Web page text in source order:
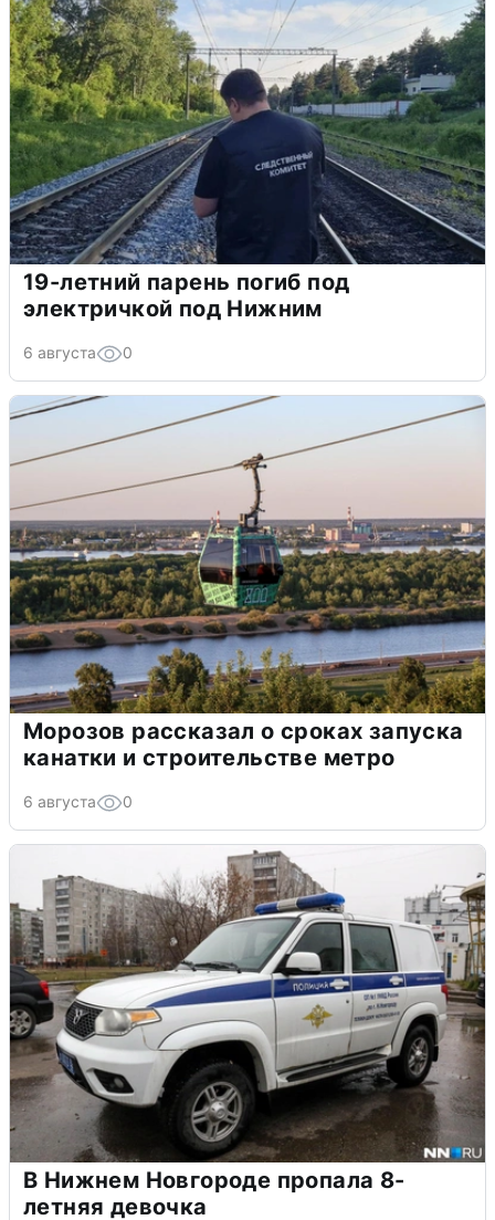
19-летний парень погиб под
электричкой под Нижним
6 августа 0
Морозов рассказал о сроках запуска
канатки и строительстве метро
6 августа 0
В Нижнем Новгороде пропала 8-
летняя девочка